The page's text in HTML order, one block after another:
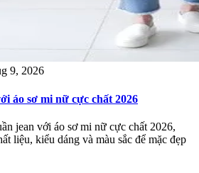
9, 2026
áo sơ mi nữ cực chất 2026
jean với áo sơ mi nữ cực chất 2026,
liệu, kiểu dáng và màu sắc để mặc đẹp